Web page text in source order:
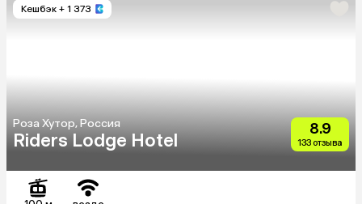
Кешбэк + 1 373
Роза Хутор, Россия
Riders Lodge Hotel
8.9
133 отзыва